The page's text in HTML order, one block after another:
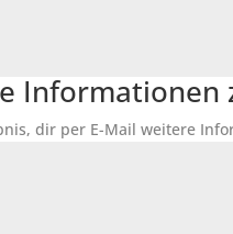
Informationen
dir per E-Mail weitere